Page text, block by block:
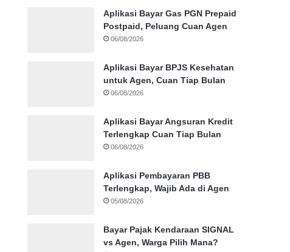
Aplikasi Bayar Gas PGN Prepaid
Postpaid, Peluang Cuan Agen
06/08/2026
Aplikasi Bayar BPJS Kesehatan
untuk Agen, Cuan Tiap Bulan
06/08/2026
Aplikasi Bayar Angsuran Kredit
Terlengkap Cuan Tiap Bulan
06/08/2026
Aplikasi Pembayaran PBB
Terlengkap, Wajib Ada di Agen
05/08/2026
Bayar Pajak Kendaraan SIGNAL
vs Agen, Warga Pilih Mana?